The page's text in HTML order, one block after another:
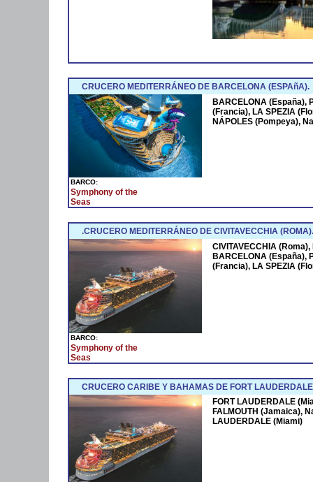
CRUCERO MEDITERRÁNEO DE BARCELONA (ESPAñA).
BARCO:
Symphony of the
Seas
BARCELONA (España),
(Francia), LA SPEZIA
NÁPOLES (Pompeya),
.CRUCERO MEDITERRÁNEO DE CIVITAVECCHIA (ROMA).
BARCO:
Symphony of the
Seas
CIVITAVECCHIA
BARCELONA (España),
(Francia), LA SPEZIA
CRUCERO CARIBE Y BAHAMAS DE FORT
FORT LAUDERDALE
FALMOUTH (Jamaica),
LAUDERDALE (Miami)